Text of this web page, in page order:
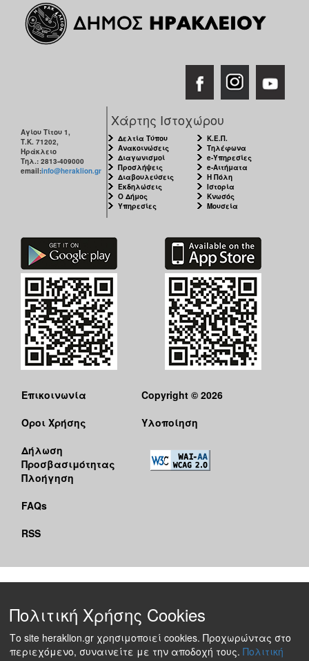
Αγίου Τίτου 1,
Τ.Κ. 71202,
Ηράκλειο
Τηλ.: 2813-409000
email:info@heraklion.gr
Χάρτης Ιστοχώρου
Δελτία Τύπου
Ανακοινώσεις
Διαγωνισμοί
Προσλήψεις
Διαβουλεύσεις
Εκδηλώσεις
Ο Δήμος
Υπηρεσίες
Κ.Ε.Π.
Τηλέφωνα
e-Υπηρεσίες
e-Αιτήματα
Η Πόλη
Ιστορία
Κνωσός
Μουσεία
Επικοινωνία
Όροι Χρήσης
Δήλωση
Προσβασιμότητας
Πλοήγηση
FAQs
RSS
Copyright © 2026
Υλοποίηση
Πολιτική Χρήσης Cookies
Το site heraklion.gr χρησιμοποιεί cookies. Προχωρώντας στο
περιεχόμενο, συναινείτε με την αποδοχή τους. Πολιτική